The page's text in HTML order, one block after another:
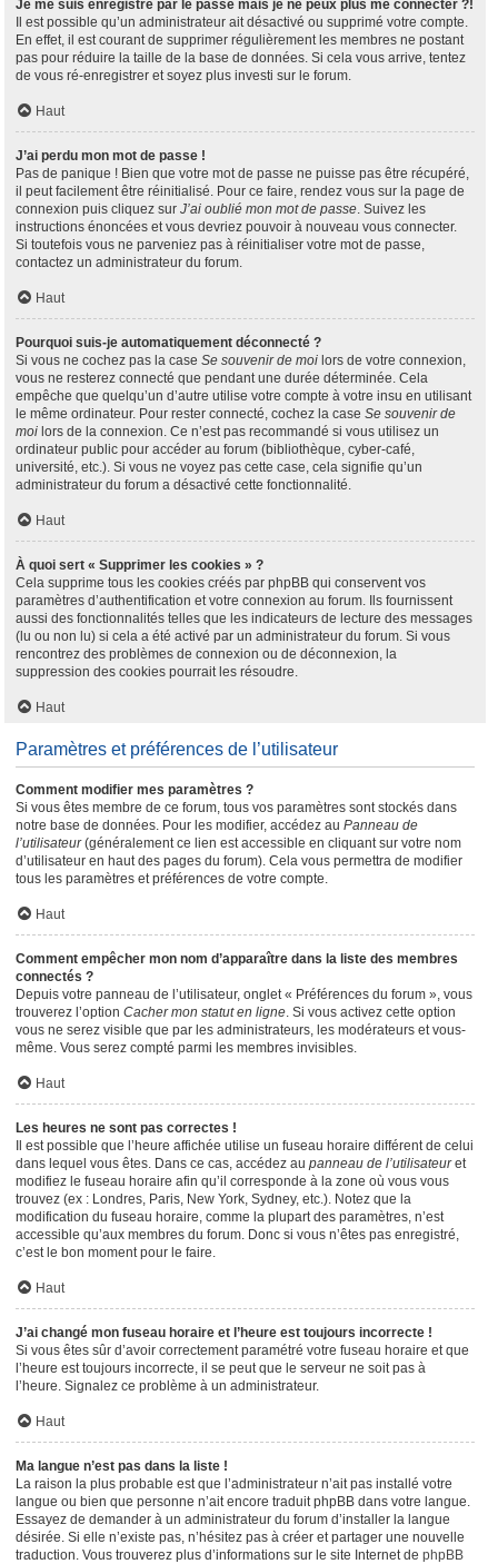
Je me suis enregistré par le passé mais je ne peux plus me connecter ?!
Il est possible qu’un administrateur ait désactivé ou supprimé votre compte.
En effet, il est courant de supprimer régulièrement les membres ne postant
pas pour réduire la taille de la base de données. Si cela vous arrive, tentez
de vous ré-enregistrer et soyez plus investi sur le forum.
Haut
J’ai perdu mon mot de passe !
Pas de panique ! Bien que votre mot de passe ne puisse pas être récupéré,
il peut facilement être réinitialisé. Pour ce faire, rendez vous sur la page de
connexion puis cliquez sur J’ai oublié mon mot de passe. Suivez les
instructions énoncées et vous devriez pouvoir à nouveau vous connecter.
Si toutefois vous ne parveniez pas à réinitialiser votre mot de passe,
contactez un administrateur du forum.
Haut
Pourquoi suis-je automatiquement déconnecté ?
Si vous ne cochez pas la case Se souvenir de moi lors de votre connexion,
vous ne resterez connecté que pendant une durée déterminée. Cela
empêche que quelqu’un d’autre utilise votre compte à votre insu en utilisant
le même ordinateur. Pour rester connecté, cochez la case Se souvenir de
moi lors de la connexion. Ce n’est pas recommandé si vous utilisez un
ordinateur public pour accéder au forum (bibliothèque, cyber-café,
université, etc.). Si vous ne voyez pas cette case, cela signifie qu’un
administrateur du forum a désactivé cette fonctionnalité.
Haut
À quoi sert « Supprimer les cookies » ?
Cela supprime tous les cookies créés par phpBB qui conservent vos
paramètres d’authentification et votre connexion au forum. Ils fournissent
aussi des fonctionnalités telles que les indicateurs de lecture des messages
(lu ou non lu) si cela a été activé par un administrateur du forum. Si vous
rencontrez des problèmes de connexion ou de déconnexion, la
suppression des cookies pourrait les résoudre.
Haut
Paramètres et préférences de l’utilisateur
Comment modifier mes paramètres ?
Si vous êtes membre de ce forum, tous vos paramètres sont stockés dans
notre base de données. Pour les modifier, accédez au Panneau de
l’utilisateur(généralement ce lien est accessible en cliquant sur votre nom
d’utilisateur en haut des pages du forum). Cela vous permettra de modifier
tous les paramètres et préférences de votre compte.
Haut
Comment empêcher mon nom d’apparaître dans la liste des membres
connectés ?
Depuis votre panneau de l’utilisateur, onglet « Préférences du forum », vous
trouverez l’option Cacher mon statut en ligne. Si vous activez cette option
vous ne serez visible que par les administrateurs, les modérateurs et vous-
même. Vous serez compté parmi les membres invisibles.
Haut
Les heures ne sont pas correctes !
Il est possible que l’heure affichée utilise un fuseau horaire différent de celui
dans lequel vous êtes. Dans ce cas, accédez au panneau de l’utilisateuret
modifiez le fuseau horaire afin qu’il corresponde à la zone où vous vous
trouvez (ex : Londres, Paris, New York, Sydney, etc.). Notez que la
modification du fuseau horaire, comme la plupart des paramètres, n’est
accessible qu’aux membres du forum. Donc si vous n’êtes pas enregistré,
c’est le bon moment pour le faire.
Haut
J’ai changé mon fuseau horaire et l’heure est toujours incorrecte !
Si vous êtes sûr d’avoir correctement paramétré votre fuseau horaire et que
l’heure est toujours incorrecte, il se peut que le serveur ne soit pas à
l’heure. Signalez ce problème à un administrateur.
Haut
Ma langue n’est pas dans la liste !
La raison la plus probable est que l’administrateur n’ait pas installé votre
langue ou bien que personne n’ait encore traduit phpBB dans votre langue.
Essayez de demander à un administrateur du forum d’installer la langue
désirée. Si elle n’existe pas, n’hésitez pas à créer et partager une nouvelle
traduction. Vous trouverez plus d’informations sur le site Internet de phpBB